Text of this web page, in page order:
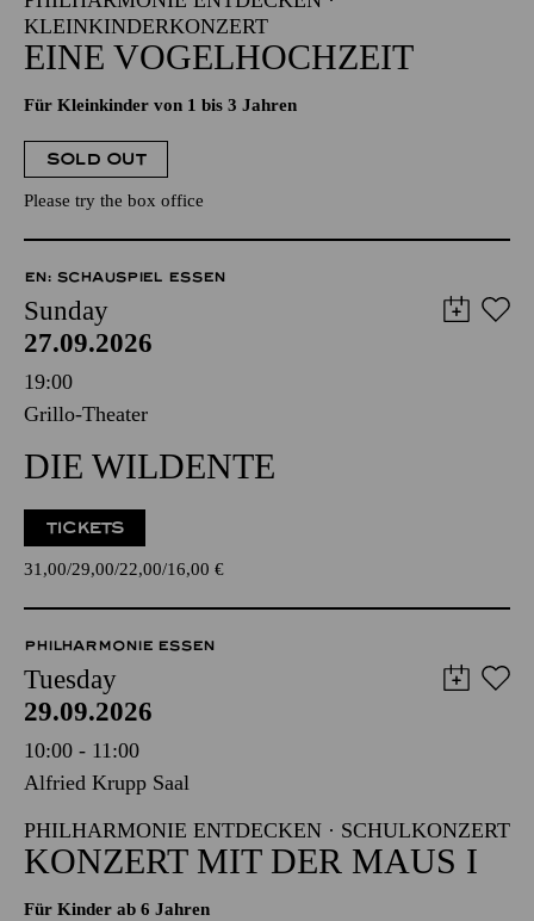
KLEINKINDERKONZERT
EINE VOGELHOCHZEIT
Für Kleinkinder von 1 bis 3 Jahren
SOLD OUT
Please try the box office
EN: SCHAUSPIEL ESSEN
Sunday
27.09.2026
19:00
Grillo-Theater
DIE WILDENTE
TICKETS
31,00 29,00 22,00 16,00 €
PHILHARMONIE ESSEN
Tuesday
29.09.2026
10:00 - 11:00
Alfried Krupp Saal
PHILHARMONIE ENTDECKEN · SCHULKONZERT
KONZERT MIT DER MAUS I
Für Kinder ab 6 Jahren